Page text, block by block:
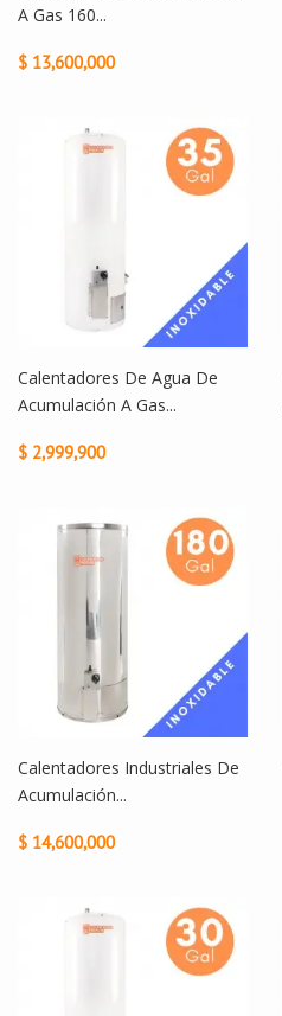
A Gas 160...
$ 13,600,000
Calentadores De Agua De
Acumulación A Gas...
$ 2,999,900
Calentadores Industriales De
Acumulación...
$ 14,600,000